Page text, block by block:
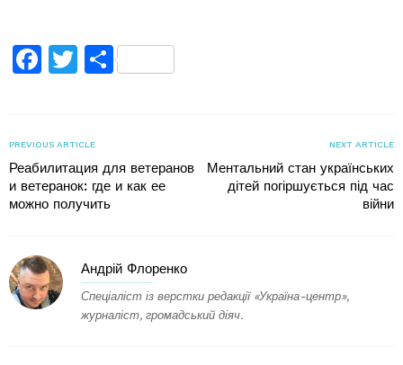
Facebook
TwitterПоділитися
PREVIOUS ARTICLE
Реабилитация для ветеранов
и ветеранок: где и как ее
можно получить
NEXT ARTICLE
Ментальний стан українських
дітей погіршується під час
війни
Андрій Флоренко
Спеціаліст із верстки редакції «Україна-центр»,
журналіст, громадський діяч.